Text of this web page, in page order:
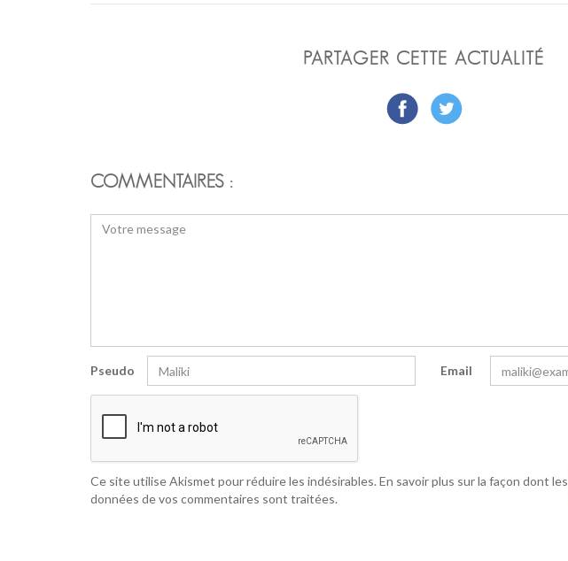
PARTAGER CETTE ACTUALITÉ
COMMENTAIRES :
Pseudo Email
Ce site utilise Akismet pour réduire les indésirables.En savoir plus sur la façon dont les
données de vos commentaires sont traitées.